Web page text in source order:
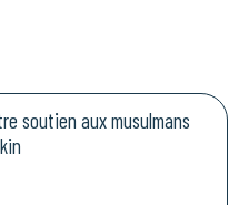
soutien aux musulmans